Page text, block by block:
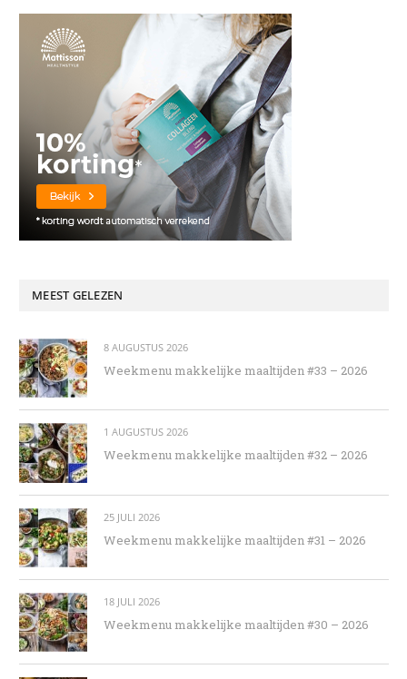
MEEST GELEZEN
8 AUGUSTUS 2026
Weekmenu makkelijke maaltijden #33 – 2026
1 AUGUSTUS 2026
Weekmenu makkelijke maaltijden #32 – 2026
25 JULI 2026
Weekmenu makkelijke maaltijden #31 – 2026
18 JULI 2026
Weekmenu makkelijke maaltijden #30 – 2026